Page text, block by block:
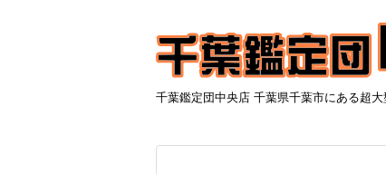
千葉鑑定団中央店 千葉県千葉市にある超